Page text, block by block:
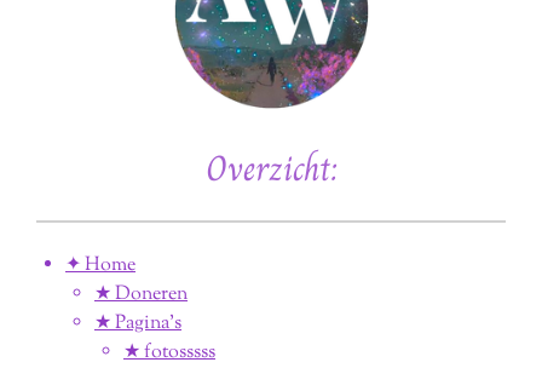
Overzicht:
✦ Home
★ Doneren
★ Pagina’s
★ fotosssss